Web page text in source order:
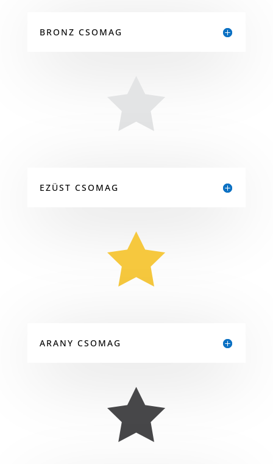
BRONZ CSOMAG

EZÜST CSOMAG

ARANY CSOMAG
